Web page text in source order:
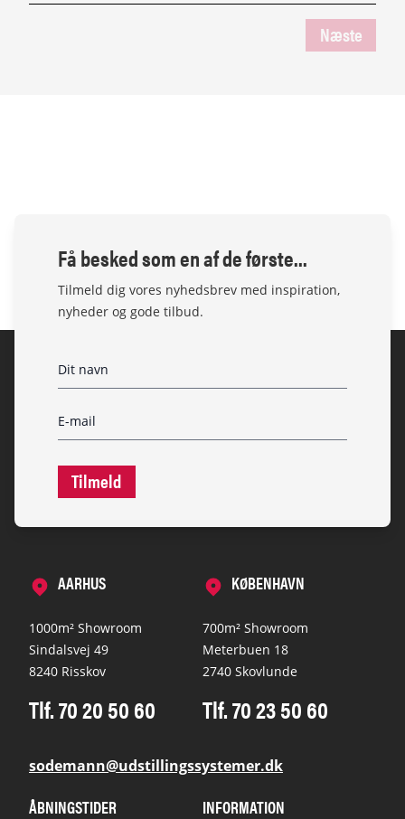
Næste
Få besked som en af de første...
Tilmeld dig vores nyhedsbrev med inspiration,
nyheder og gode tilbud.
Tilmeld
AARHUS
1000m² Showroom
Sindalsvej 49
8240 Risskov
Tlf. 70 20 50 60
sodemann@udstillingssystemer.dk
KØBENHAVN
700m² Showroom
Meterbuen 18
2740 Skovlunde
Tlf. 70 23 50 60
ÅBNINGSTIDER INFORMATION